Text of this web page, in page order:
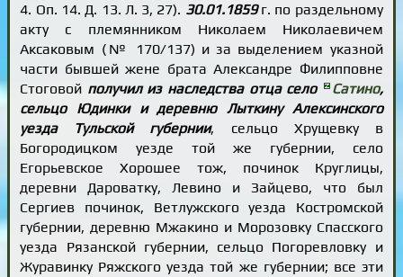
4. Оп. 14. Д. 13. Л. 3, 27). 30.01.1859г. по раздельному
акту с племянником Николаем Николаевичем
Аксаковым (№ 170/137) и за выделением указной
части бывшей жене брата Александре Филипповне
Стоговой получил из наследства отца село Сатино,
сельцо Юдинки и деревню Лыткину Алексинского
уезда Тульской губернии, сельцо Хрущевку в
Богородицком уезде той же губернии, село
Егорьевское Хорошее тож, починок Круглицы,
деревни Дароватку, Левино и Зайцево, что был
Сергиев починок, Ветлужского уезда Костромской
губернии, деревню Мжакино и Морозовку Спасского
уезда Рязанской губернии, сельцо Погоревловку и
Журавинку Ряжского уезда той же губернии; все эти